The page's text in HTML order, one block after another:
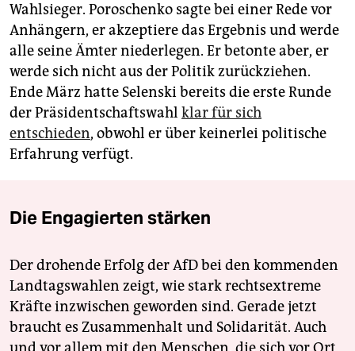
Wahlsieger. Poroschenko sagte bei einer Rede vor
Anhängern, er akzeptiere das Ergebnis und werde
alle seine Ämter niederlegen. Er betonte aber, er
werde sich nicht aus der Politik zurückziehen.
Ende März hatte Selenski bereits die erste Runde
der Präsidentschaftswahl klar für sich
entschieden, obwohl er über keinerlei politische
Erfahrung verfügt.
Die Engagierten stärken
Der drohende Erfolg der AfD bei den kommenden
Landtagswahlen zeigt, wie stark rechtsextreme
Kräfte inzwischen geworden sind. Gerade jetzt
braucht es Zusammenhalt und Solidarität. Auch